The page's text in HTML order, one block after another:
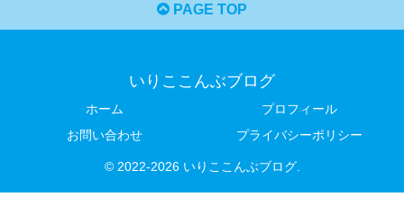
PAGE TOP
いりここんぶブログ
ホーム
プロフィール
お問い合わせ
プライバシーポリシー
© 2022-2026 いりここんぶブログ.